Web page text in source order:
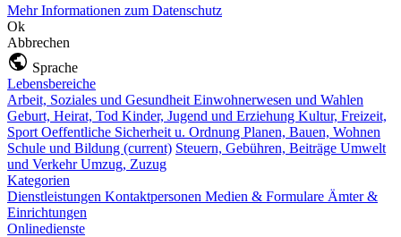
Mehr Informationen zum Datenschutz
Ok
Abbrechen
Sprache
Lebensbereiche
Arbeit, Soziales und Gesundheit Einwohnerwesen und Wahlen
Geburt, Heirat, Tod Kinder, Jugend und Erziehung Kultur, Freizeit,
Sport Oeffentliche Sicherheit u. Ordnung Planen, Bauen, Wohnen
Schule und Bildung (current) Steuern, Gebühren, Beiträge Umwelt
und VerkehrUmzug, Zuzug
Kategorien
Dienstleistungen Kontaktpersonen Medien & Formulare Ämter &
Einrichtungen
Onlinedienste